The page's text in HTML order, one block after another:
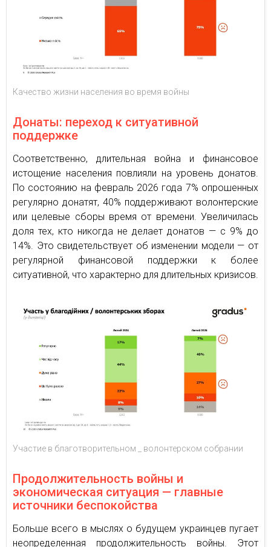
Качество жизни населения во время войны
Донаты: переход к ситуативной
поддержке
Соответственно, длительная война и финансовое
истощение населения повлияли на уровень донатов.
По состоянию на февраль 2026 года 7% опрошенных
регулярно донатят, 40% поддерживают волонтерские
или целевые сборы время от времени. Увеличилась
доля тех, кто никогда не делает донатов — с 9% до
14%. Это свидетельствует об изменении модели — от
регулярной финансовой поддержки к более
ситуативной, что характерно для длительных кризисов.
Участие в благотворительном _ волонтерском собрании
Продолжительность войны и
экономическая ситуация — главные
источники беспокойства
Больше всего в мыслях о будущем украинцев пугает
неопределенная продолжительность войны. Этот